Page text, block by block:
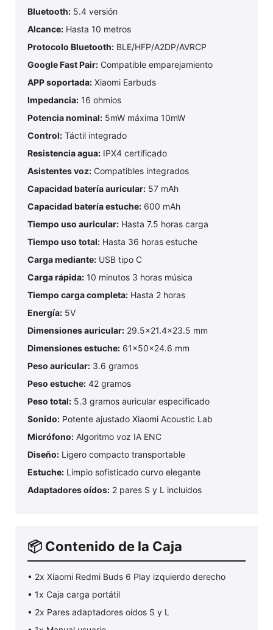
Bluetooth: 5.4 versión
Alcance: Hasta 10 metros
Protocolo Bluetooth: BLE/HFP/A2DP/AVRCP
Google Fast Pair: Compatible emparejamiento
APP soportada: Xiaomi Earbuds
Impedancia: 16 ohmios
Potencia nominal: 5mW máxima 10mW
Control: Táctil integrado
Resistencia agua: IPX4 certificado
Asistentes voz: Compatibles integrados
Capacidad batería auricular: 57 mAh
Capacidad batería estuche: 600 mAh
Tiempo uso auricular: Hasta 7.5 horas carga
Tiempo uso total: Hasta 36 horas estuche
Carga mediante: USB tipo C
Carga rápida: 10 minutos 3 horas música
Tiempo carga completa: Hasta 2 horas
Energía: 5V
Dimensiones auricular: 29.5x21.4x23.5 mm
Dimensiones estuche: 61x50x24.6 mm
Peso auricular: 3.6 gramos
Peso estuche: 42 gramos
Peso total: 5.3 gramos auricular especificado
Sonido: Potente ajustado Xiaomi Acoustic Lab
Micrófono: Algoritmo voz IA ENC
Diseño: Ligero compacto transportable
Estuche: Limpio sofisticado curvo elegante
Adaptadores oídos: 2 pares S y L incluidos
📦 Contenido de la Caja
• 2x Xiaomi Redmi Buds 6 Play izquierdo derecho
• 1x Caja carga portátil
• 2x Pares adaptadores oídos S y L